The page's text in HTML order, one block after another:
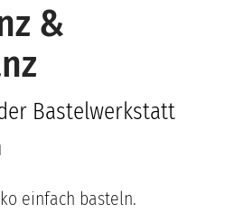
&
Bastelwerkstatt
einfach basteln.